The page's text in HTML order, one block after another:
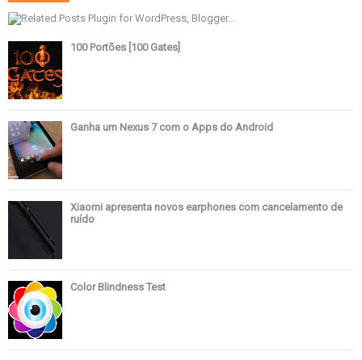
100 Portões [100 Gates]
Ganha um Nexus 7 com o Apps do Android
Xiaomi apresenta novos earphones com cancelamento de
ruído
Color Blindness Test